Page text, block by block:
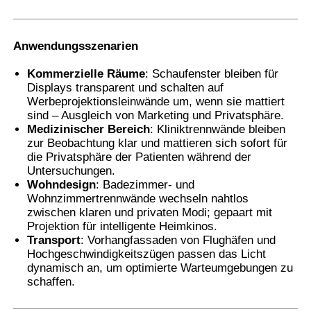
Anwendungsszenarien
Kommerzielle Räume: Schaufenster bleiben für
Displays transparent und schalten auf
Werbeprojektionsleinwände um, wenn sie mattiert
sind – Ausgleich von Marketing und Privatsphäre.
Medizinischer Bereich: Kliniktrennwände bleiben
zur Beobachtung klar und mattieren sich sofort für
die Privatsphäre der Patienten während der
Untersuchungen.
Wohndesign: Badezimmer- und
Wohnzimmertrennwände wechseln nahtlos
zwischen klaren und privaten Modi; gepaart mit
Projektion für intelligente Heimkinos.
Transport: Vorhangfassaden von Flughäfen und
Hochgeschwindigkeitszügen passen das Licht
dynamisch an, um optimierte Warteumgebungen zu
schaffen.